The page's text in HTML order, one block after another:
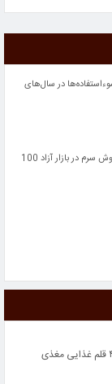
در سال‌های
“گرانی شیشه شربت “از علل کاهش تولید آنتی‌بیوتیک کودکان/ فروش سرم در بازار آزاد 100
در سال‌های